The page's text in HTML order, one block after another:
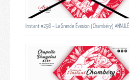
Instant #298 – La Grande Évasion (Chambéry) ANNULÉ